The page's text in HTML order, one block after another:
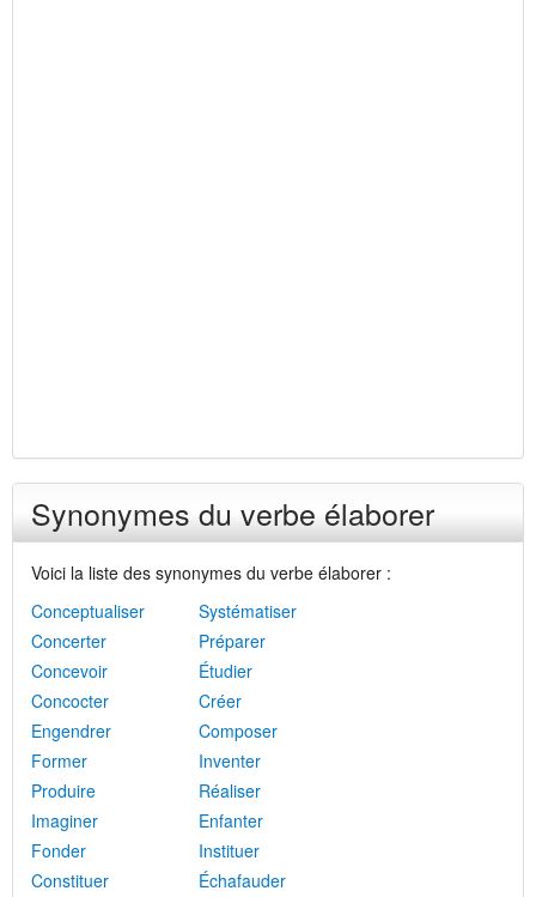
Synonymes du verbe élaborer
Voici la liste des synonymes du verbe élaborer :
Conceptualiser
Systématiser
Concerter
Préparer
Concevoir
Étudier
Concocter
Créer
Engendrer
Composer
Former
Inventer
Produire
Réaliser
Imaginer
Enfanter
Fonder
Instituer
Constituer
Échafauder